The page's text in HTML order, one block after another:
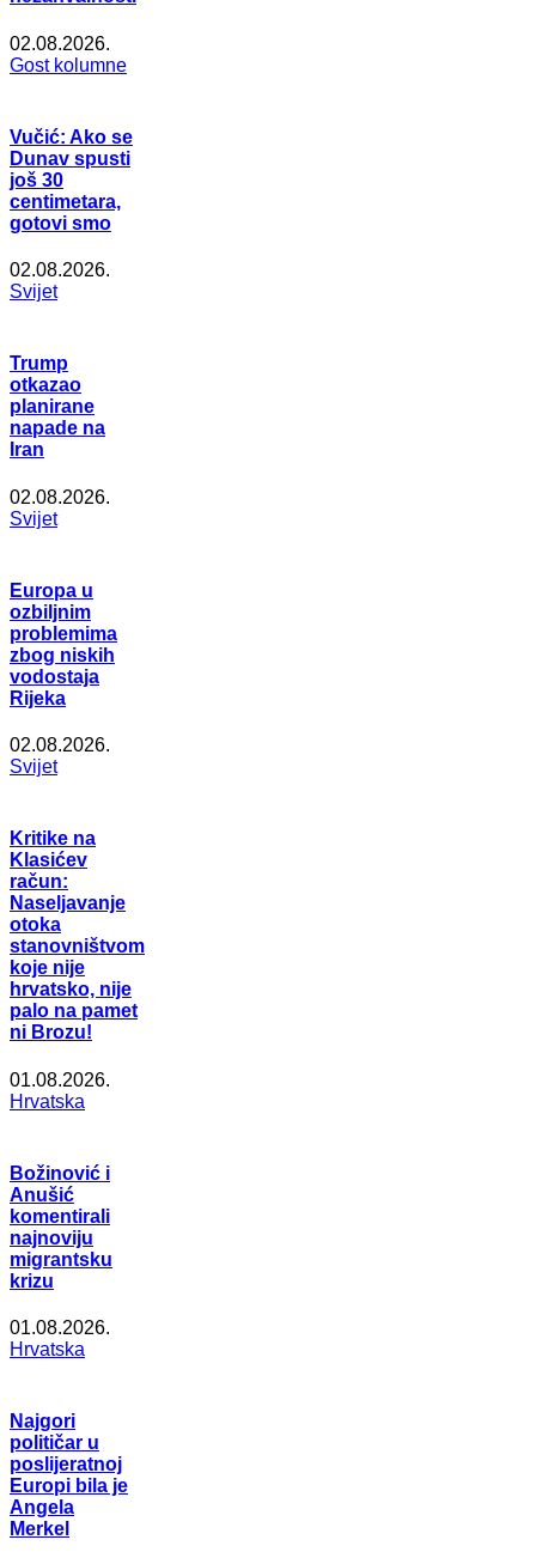
02.08.2026.
Gost kolumne
Vučić: Ako se
Dunav spusti
još 30
centimetara,
gotovi smo
02.08.2026.
Svijet
Trump
otkazao
planirane
napade na
Iran
02.08.2026.
Svijet
Europa u
ozbiljnim
problemima
zbog niskih
vodostaja
Rijeka
02.08.2026.
Svijet
Kritike na
Klasićev
račun:
Naseljavanje
otoka
stanovništvom
koje nije
hrvatsko, nije
palo na pamet
ni Brozu!
01.08.2026.
Hrvatska
Božinović i
Anušić
komentirali
najnoviju
migrantsku
krizu
01.08.2026.
Hrvatska
Najgori
političar u
poslijeratnoj
Europi bila je
Angela
Merkel